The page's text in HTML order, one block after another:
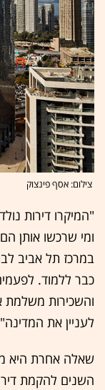
צילום: אסף פינצוק
"המיקרו דירות
ומי שרכשו אותן
במרכז תל אביב
כבר ללמוד.
והשכירות
לעניין את
שאלה אחרת היא
השנים להקמת